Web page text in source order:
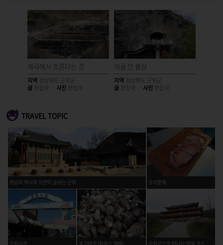
계곡에서 흐른다는 것
지역 경상북도 군위군
글 편집국 사진 편집국
석굴 안 불상
지역 경상북도 군위군
글 편집국 사진 편집국
TRAVEL TOPIC
영남의 역사와 자연이 숨쉬는 군위 오리훈제